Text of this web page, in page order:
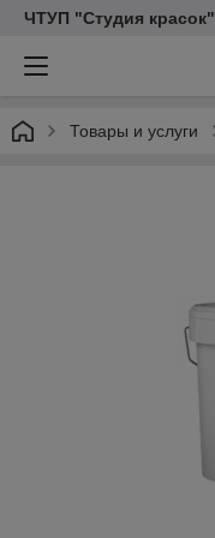
ЧТУП "Студия красок"
Товары и услуги